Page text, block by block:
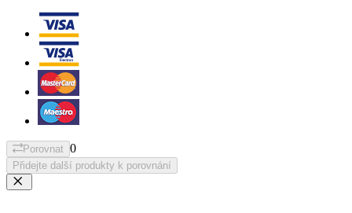
Porovnat 0
Přidejte další produkty k porovnání